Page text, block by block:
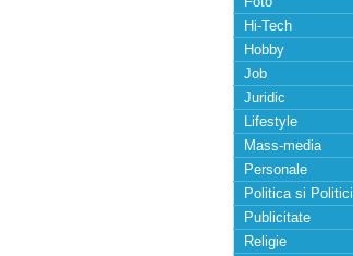
Hi-Tech
Hobby
Job
Juridic
Lifestyle
Mass-media
Personale
Politica si Politici
Publicitate
Religie